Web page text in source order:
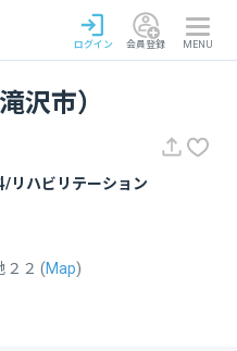
ログイン 会員登録 MENU
沢市）
リハビリテーション
２２ (Map)